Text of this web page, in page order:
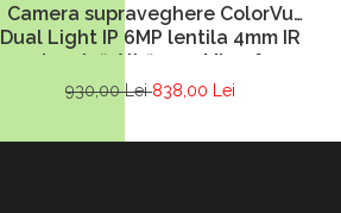
Camera supraveghere ColorVu
Dual Light IP 6MP lentila 4mm IR
50m Lumină Albă 50m Microfon –
HIKVISION DS-2CD1T67G2H-LIU-
930,00 Lei838,00 Lei